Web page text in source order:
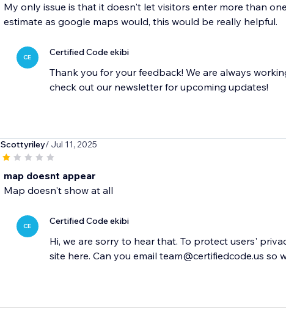
My only issue is that it doesn't let visitors enter more than
estimate as google maps would, this would be really helpful.
CE Certified Code ekibi
Thank you for your feedback! We are always
check out our newsletter for upcoming updates!
Scottyriley/ Jul 11, 2025
map doesnt appear
Map doesn't show at all
CE Certified Code ekibi
Hi, we are sorry to hear that. To protect users'
site here. Can you email team@certifiedcode.us so